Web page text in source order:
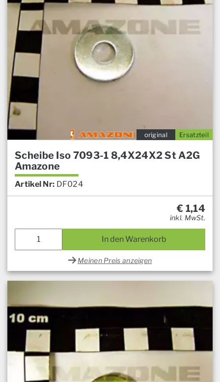
Ersatzteil
original
Scheibe Iso 7093-1 8,4X24X2 St A2G
Amazone
Artikel Nr: DF024
€ 1,14
inkl. MwSt.
In den Warenkorb
Meinen Preis anzeigen